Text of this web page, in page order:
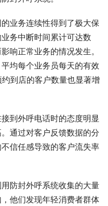
业务连续性得到了极大保
务中断时间累计可达数
响正常业务的情况发生。
均每个业务员每天的有效
到店的客户数量也显著增
到外呼电话时的态度明显
通过对客户反馈数据的分
信任感导致的客户流失率
防封外呼系统收集的大量
他们发现年轻消费者群体